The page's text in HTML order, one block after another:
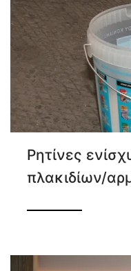
Ρητίνες
πλακιδίων/